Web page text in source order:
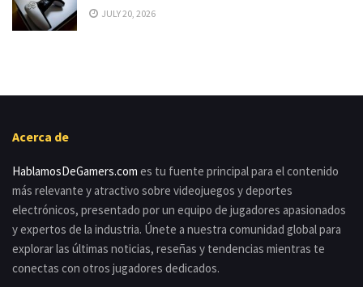
JULY 20, 2026
Acerca de
HablamosDeGamers.com es tu fuente principal para el contenido
más relevante y atractivo sobre videojuegos y deportes
electrónicos, presentado por un equipo de jugadores apasionados
y expertos de la industria. Únete a nuestra comunidad global para
explorar las últimas noticias, reseñas y tendencias mientras te
conectas con otros jugadores dedicados.